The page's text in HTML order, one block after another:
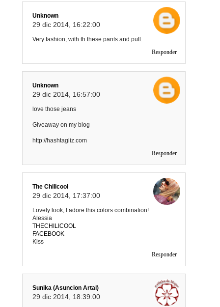
Unknown
29 dic 2014, 16:22:00
Very fashion, with th these pants and pull.
Responder
Unknown
29 dic 2014, 16:57:00
love those jeans
Giveaway on my blog
http://hashtagliz.com
Responder
The Chilicool
29 dic 2014, 17:37:00
Lovely look, I adore this colors combination!
Alessia
THECHILICOOL
FACEBOOK
Kiss
Responder
Sunika (Asuncion Artal)
29 dic 2014, 18:39:00